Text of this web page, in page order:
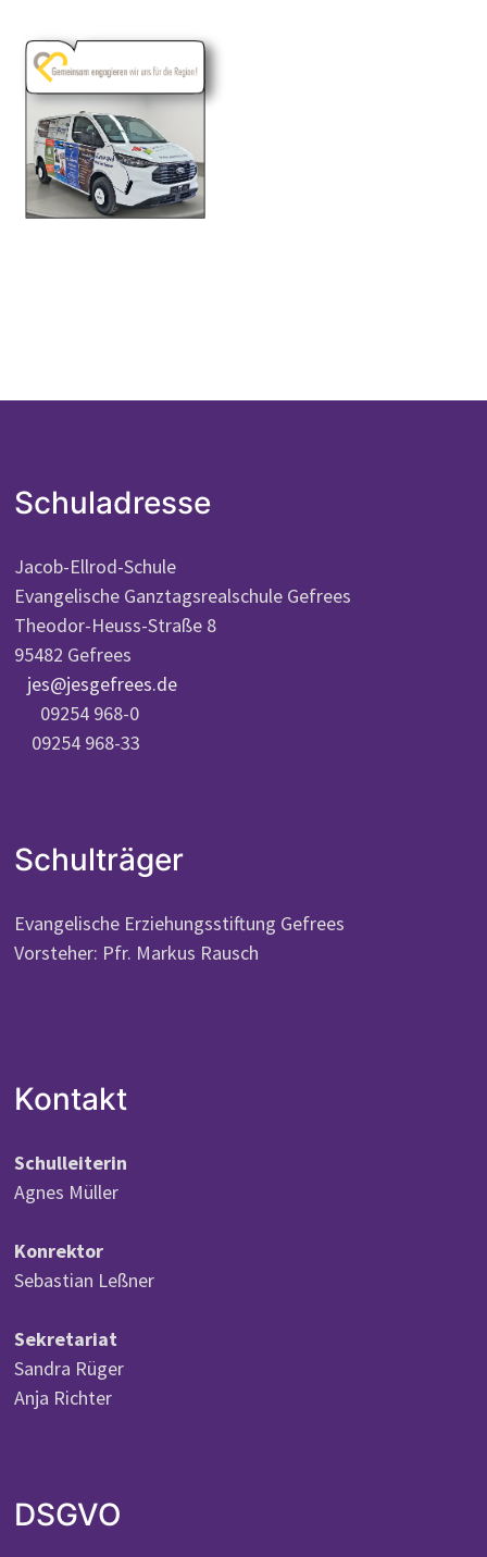
Schuladresse
Jacob-Ellrod-Schule
Evangelische Ganztagsrealschule Gefrees
Theodor-Heuss-Straße 8
95482 Gefrees
jes@jesgefrees.de
09254 968-0
09254 968-33
Schulträger
Evangelische Erziehungsstiftung Gefrees
Vorsteher: Pfr. Markus Rausch
Kontakt
Schulleiterin
Agnes Müller
Konrektor
Sebastian Leßner
Sekretariat
Sandra Rüger
Anja Richter
DSGVO